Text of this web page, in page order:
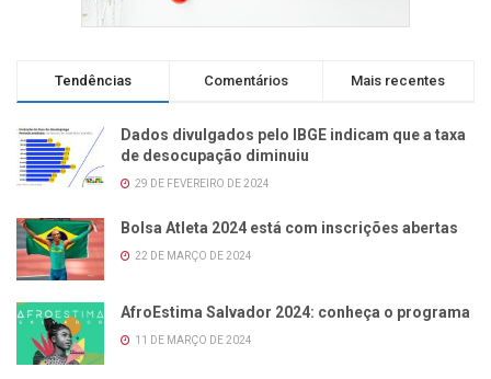
Tendências Comentários Mais recentes
Dados divulgados pelo IBGE indicam que a taxa
de desocupação diminuiu
29 DE FEVEREIRO DE 2024
Bolsa Atleta 2024 está com inscrições abertas
22 DE MARÇO DE 2024
AfroEstima Salvador 2024: conheça o programa
11 DE MARÇO DE 2024